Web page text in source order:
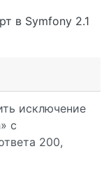
исключение
с
200,
в Symfony 2.1